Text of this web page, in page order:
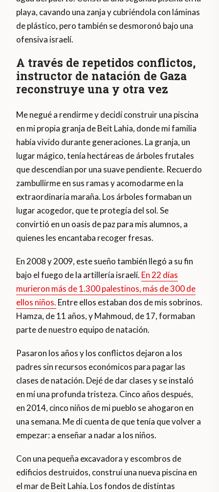
playa, cavando una zanja y cubriéndola con láminas
de plástico, pero también se desmoronó bajo una
ofensiva israelí.
A través de repetidos conflictos,
instructor de natación de Gaza
reconstruye una y otra vez
Me negué a rendirme y decidí construir una piscina
en mi propia granja de Beit Lahia, donde mi familia
había vivido durante generaciones. La granja, un
lugar mágico, tenía hectáreas de árboles frutales
que descendían por una suave pendiente. Recuerdo
zambullirme en sus ramas y acomodarme en la
extraordinaria maraña. Los árboles formaban un
lugar acogedor, que te protegía del sol. Se
convirtió en un oasis de paz para mis alumnos, a
quienes les encantaba recoger fresas.
En 2008 y 2009, este sueño también llegó a su fin
bajo el fuego de la artillería israelí. En 22 días
murieron más de 1.300 palestinos, más de 300 de
ellos niños. Entre ellos estaban dos de mis sobrinos.
Hamza, de 11 años, y Mahmoud, de 17, formaban
parte de nuestro equipo de natación.
Pasaron los años y los conflictos dejaron a los
padres sin recursos económicos para pagar las
clases de natación. Dejé de dar clases y se instaló
en mí una profunda tristeza. Cinco años después,
en 2014, cinco niños de mi pueblo se ahogaron en
una semana. Me di cuenta de que tenía que volver a
empezar: a enseñar a nadar a los niños.
Con una pequeña excavadora y escombros de
edificios destruidos, construí una nueva piscina en
el mar de Beit Lahia. Los fondos de distintas